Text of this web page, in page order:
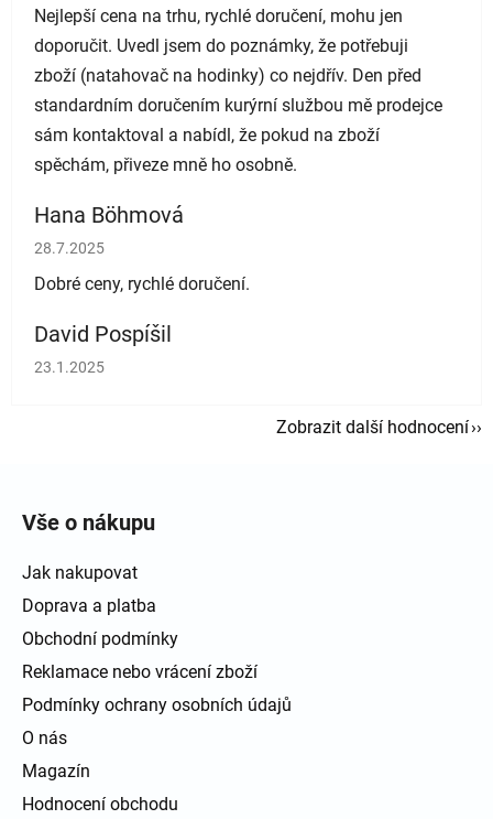
Nejlepší cena na trhu, rychlé doručení, mohu jen
doporučit. Uvedl jsem do poznámky, že potřebuji
zboží (natahovač na hodinky) co nejdřív. Den před
standardním doručením kurýrní službou mě prodejce
sám kontaktoval a nabídl, že pokud na zboží
spěchám, přiveze mně ho osobně.
Hana Böhmová
Hodnocení obchodu je 5 z 5 hvězdiček.
28.7.2025
Dobré ceny, rychlé doručení.
David Pospíšil
Hodnocení obchodu je 5 z 5 hvězdiček.
23.1.2025
Zobrazit další hodnocení
Vše o nákupu
Jak nakupovat
Doprava a platba
Obchodní podmínky
Reklamace nebo vrácení zboží
Podmínky ochrany osobních údajů
O nás
Magazín
Hodnocení obchodu